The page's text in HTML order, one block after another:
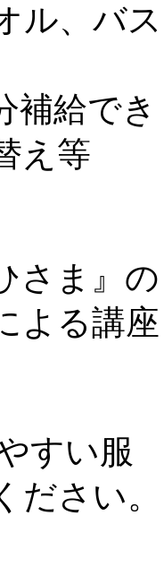
：～
乗車体
」」 受
びる塾
乗車体
」 」 受
ル、バス
でき
え等
ま』の
よる講座
い服
ださい。